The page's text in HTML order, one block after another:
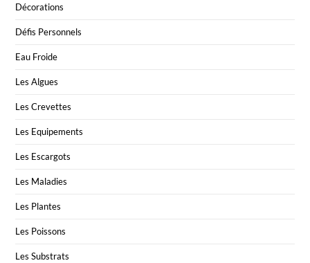
Décorations
Défis Personnels
Eau Froide
Les Algues
Les Crevettes
Les Equipements
Les Escargots
Les Maladies
Les Plantes
Les Poissons
Les Substrats